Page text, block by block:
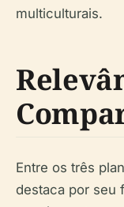
multiculturais.
Entre os três
destaca por seu